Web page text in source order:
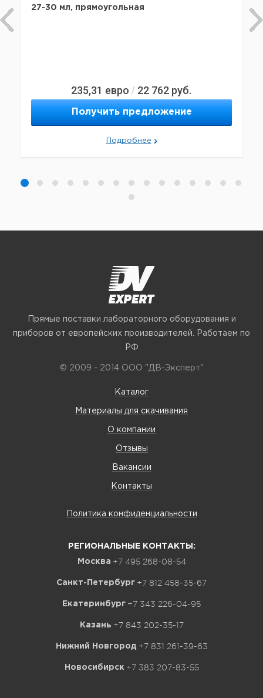
27-30 мл, прямоугольная
235,31 евро / 22 762 руб.
Получить предложение
Подробнее
Прямые поставки лабораторного оборудования и
приборов от европейских производителей. Работаем по
РФ
© 2009 - 2014 ООО "ДВ-Эксперт"
Каталог
Материалы для скачивания
О компании
Отзывы
Вакансии
Контакты
Политика конфиденциальности
РЕГИОНАЛЬНЫЕ КОНТАКТЫ:
Москва +7 495 268-08-54
Санкт-Петербург +7 812 458-35-67
Екатеринбург +7 343 226-04-95
Казань +7 843 202-35-17
Нижний Новгород +7 831 261-39-63
Новосибирск +7 383 207-83-55